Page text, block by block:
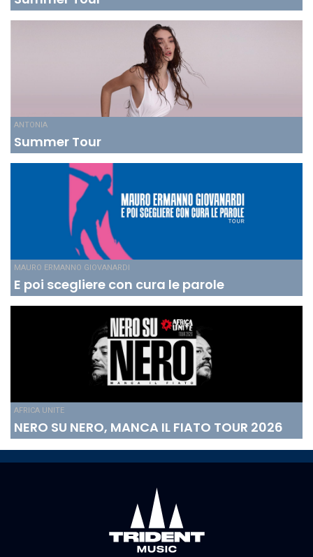
ANTONIA
Summer Tour
MAURO ERMANNO GIOVANARDI
E poi scegliere con cura le parole
AFRICA UNITE
NERO SU NERO, MANCA IL FIATO TOUR 2026